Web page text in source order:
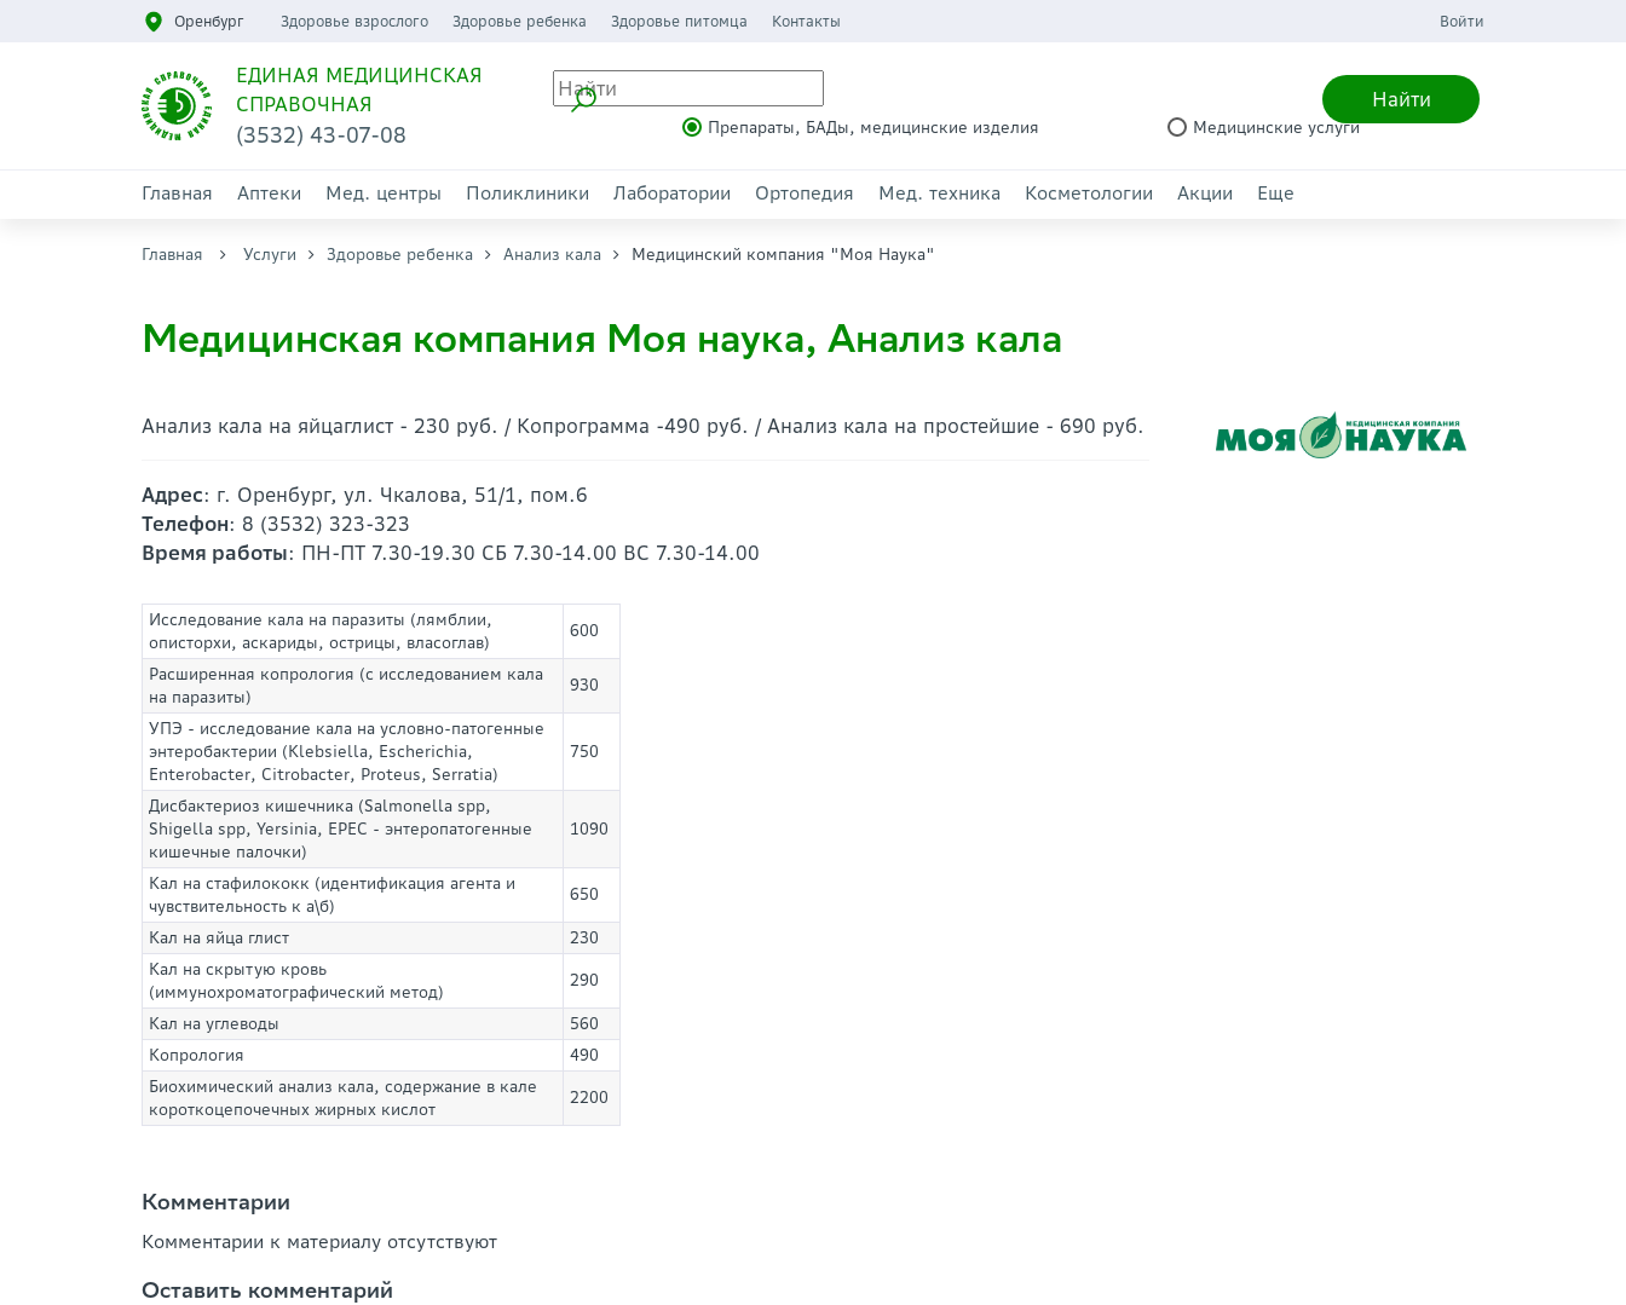
Оренбург Здоровье взрослого Здоровье ребенка Здоровье питомца Контакты Войти
ЕДИНАЯ МЕДИЦИНСКАЯ
СПРАВОЧНАЯ
(3532) 43-07-08
Найти
Препараты, БАДы, медицинские изделия Медицинские услуги
Главная Аптеки Мед. центры Поликлиники Лаборатории Ортопедия Мед. техника Косметологии Акции Еще
Главная Услуги Здоровье ребенка Анализ кала Медицинский компания "Моя Наука"
Медицинская компания Моя наука, Анализ кала
Анализ кала на яйцаглист - 230 руб. / Копрограмма -490 руб. / Анализ кала на простейшие - 690 руб.
Адрес: г. Оренбург, ул. Чкалова, 51/1, пом.6
Телефон: 8 (3532) 323-323
Время работы: ПН-ПТ 7.30-19.30 СБ 7.30-14.00 ВС 7.30-14.00
Исследование кала на паразиты (лямблии,
описторхи, аскариды, острицы, власоглав)
600
Расширенная копрология (с исследованием кала
на паразиты)
930
УПЭ - исследование кала на условно-патогенные
энтеробактерии (Klebsiella, Escherichia,
Enterobacter, Citrobacter, Proteus, Serratia)
750
Дисбактериоз кишечника (Salmonella spp,
Shigella spp, Yersinia, EPEC - энтеропатогенные
кишечные палочки)
1090
Кал на стафилококк (идентификация агента и
чувствительность к а\б)
650
Кал на яйца глист
230
Кал на скрытую кровь
(иммунохроматографический метод)
290
Кал на углеводы
560
Копрология
490
Биохимический анализ кала, содержание в кале
короткоцепочечных жирных кислот
2200
Комментарии
Комментарии к материалу отсутствуют
Оставить комментарий